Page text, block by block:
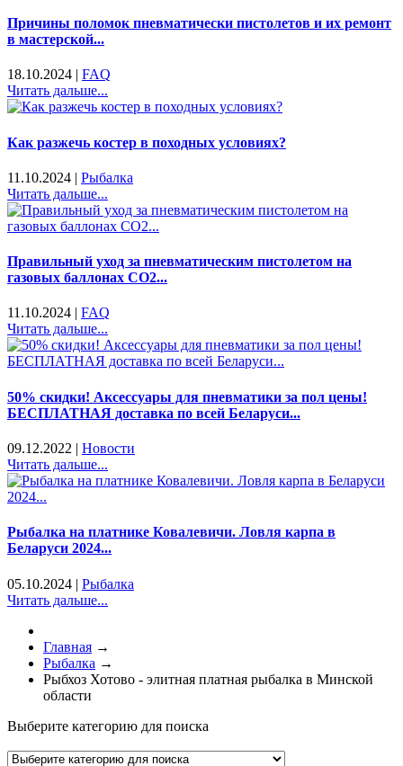
Причины поломок пневматически пистолетов и их ремонт
в мастерской...
18.10.2024 | FAQ
Читать дальше...
Как разжечь костер в походных условиях?
11.10.2024 | Рыбалка
Читать дальше...
Правильный уход за пневматическим пистолетом на
газовых баллонах CO2...
11.10.2024 | FAQ
Читать дальше...
50% скидки! Аксессуары для пневматики за пол цены!
БЕСПЛАТНАЯ доставка по всей Беларуси...
09.12.2022 | Новости
Читать дальше...
Рыбалка на платнике Ковалевичи. Ловля карпа в
Беларуси 2024...
05.10.2024 | Рыбалка
Читать дальше...
Главная →
Рыбалка →
Рыбхоз Хотово - элитная платная рыбалка в Минской
области
Выберите категорию для поиска